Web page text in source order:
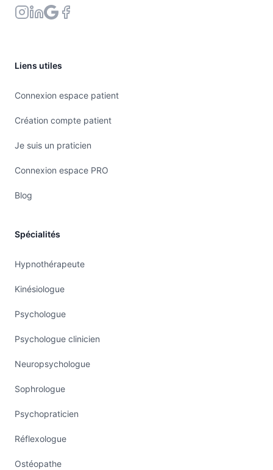
Liens utiles
Connexion espace patient
Création compte patient
Je suis un praticien
Connexion espace PRO
Blog
Spécialités
Hypnothérapeute
Kinésiologue
Psychologue
Psychologue clinicien
Neuropsychologue
Sophrologue
Psychopraticien
Réflexologue
Ostéopathe